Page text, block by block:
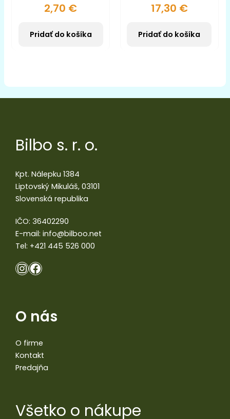
2,70 €
Pridať do košíka
17,30 €
Pridať do košíka
Bilbo s. r. o.
Kpt. Nálepku 1384
Liptovský Mikuláš, 03101
Slovenská republika
IČO: 36402290
E-mail: info@bilboo.net
Tel: +421 445 526 000
O nás
O firme
Kontakt
Predajňa
Všetko o nákupe